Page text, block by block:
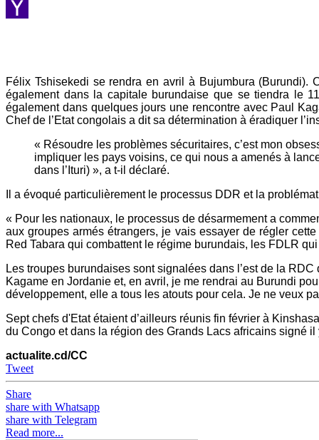
Viber
Félix Tshisekedi se rendra en avril à Bujumbura (Burundi).
également dans la capitale burundaise que se tiendra le
également dans quelques jours une rencontre avec Paul
Chef de l’Etat congolais a dit sa détermination à éradiquer
« Résoudre les problèmes sécuritaires, c’est mon
impliquer les pays voisins, ce qui nous a amenés à
dans l’Ituri) », a t-il déclaré.
Il a évoqué particulièrement le processus DDR et la
« Pour les nationaux, le processus de désarmement a
aux groupes armés étrangers, je vais essayer de régler
Red Tabara qui combattent le régime burundais, les FDLR
Les troupes burundaises sont signalées dans l’est de la
Kagame en Jordanie et, en avril, je me rendrai au Burundi
développement, elle a tous les atouts pour cela. Je ne veux
Sept chefs d'Etat étaient d’ailleurs réunis fin février à
du Congo et dans la région des Grands Lacs africains signé
actualite.cd/CC
Tweet
Share
share with Whatsapp
share with Telegram
Read more...